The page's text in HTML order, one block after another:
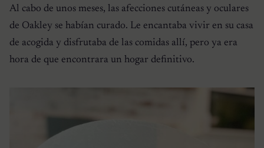
Al cabo de unos meses, las afecciones cutáneas y oculares
de Oakley se habían curado. Le encantaba vivir en su casa
de acogida y disfrutaba de las comidas allí, pero ya era
hora de que encontrara un hogar definitivo.